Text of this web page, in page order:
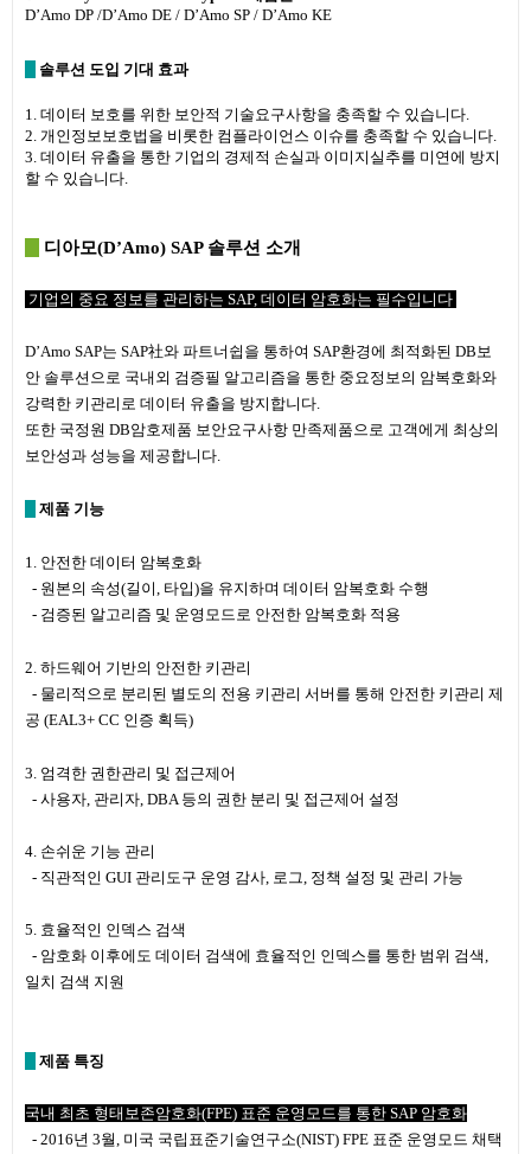
D’Amo DP /D’Amo DE / D’Amo SP / D’Amo KE
솔루션 도입 기대 효과
1. 데이터 보호를 위한 보안적 기술요구사항을 충족할 수 있습니다.
2. 개인정보보호법을 비롯한 컴플라이언스 이슈를 충족할 수 있습니다.
3. 데이터 유출을 통한 기업의 경제적 손실과 이미지실추를 미연에 방지
할 수 있습니다.
디아모(D’Amo) SAP 솔루션 소개
기업의 중요 정보를 관리하는 SAP, 데이터 암호화는 필수입니다
D’Amo SAP는 SAP社와 파트너쉽을 통하여 SAP환경에 최적화된 DB보
안 솔루션으로 국내외 검증필 알고리즘을 통한 중요정보의 암복호화와
강력한 키관리로 데이터 유출을 방지합니다.
또한 국정원 DB암호제품 보안요구사항 만족제품으로 고객에게 최상의
보안성과 성능을 제공합니다.
제품 기능
1. 안전한 데이터 암복호화
- 원본의 속성(길이, 타입)을 유지하며 데이터 암복호화 수행
- 검증된 알고리즘 및 운영모드로 안전한 암복호화 적용
2. 하드웨어 기반의 안전한 키관리
- 물리적으로 분리된 별도의 전용 키관리 서버를 통해 안전한 키관리 제
공 (EAL3+ CC 인증 획득)
3. 엄격한 권한관리 및 접근제어
- 사용자, 관리자, DBA 등의 권한 분리 및 접근제어 설정
4. 손쉬운 기능 관리
- 직관적인 GUI 관리도구 운영 감사, 로그, 정책 설정 및 관리 가능
5. 효율적인 인덱스 검색
- 암호화 이후에도 데이터 검색에 효율적인 인덱스를 통한 범위 검색,
일치 검색 지 원
제품 특징
국내 최초 형태보존암호화(FPE) 표준 운영모드를 통한 SAP 암호화
- 2016년 3월, 미국 국립표준기술연구소(NIST) FPE 표준 운영모드 채택